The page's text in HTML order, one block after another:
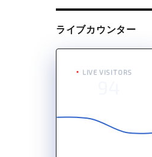
ライブカウンター
LIVE VISITORS